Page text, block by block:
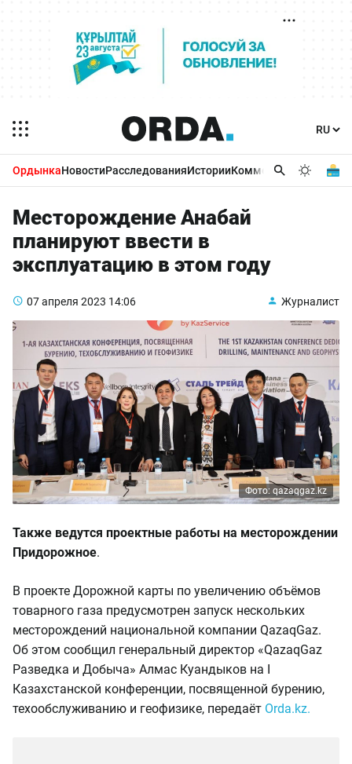
ОрдынкаНовостиРасследованияИсторииКомментарииБизнес
Месторождение Анабай
планируют ввести в
эксплуатацию в этом году
07 апреля 2023 14:06 Журналист
Фото: qazaqgaz.kz
Также ведутся проектные работы на месторождении
Придорожное.
В проекте Дорожной карты по увеличению объёмов
товарного газа предусмотрен запуск нескольких
месторождений национальной компании QazaqGaz.
Об этом сообщил генеральный директор «QazaqGaz
Разведка и Добыча» Алмас Куандыков на I
Казахстанской конференции, посвященной бурению,
техообслуживанию и геофизике, передаёт Оrda.kz.